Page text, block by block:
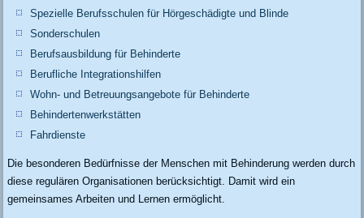
Spezielle Berufsschulen für Hörgeschädigte und Blinde
Sonderschulen
Berufsausbildung für Behinderte
Berufliche Integrationshilfen
Wohn- und Betreuungsangebote für Behinderte
Behindertenwerkstätten
Fahrdienste
Die besonderen Bedürfnisse der Menschen mit Behinderung werden durch
diese regulären Organisationen berücksichtigt. Damit wird ein
gemeinsames Arbeiten und Lernen ermöglicht.